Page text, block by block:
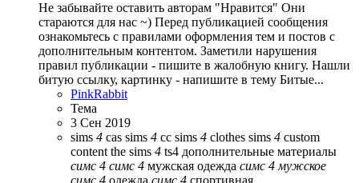
Не забывайте оставить авторам "Нравится" Они
стараются для нас ~) Перед публикацией сообщения
ознакомьтесь с правилами оформления тем и постов с
дополнительным контентом. Заметили нарушения
правил публикации - пишите в жалобную книгу. Нашли
битую ссылку, картинку - напишите в тему Битые...
PinkRabbit
Тема
3 Сен 2019
sims 4 cas sims 4 cc sims 4 clothes sims 4 custom
content the sims 4 ts4 дополнительные материалы
симс 4 симс 4 мужская одежда симс 4 мужское